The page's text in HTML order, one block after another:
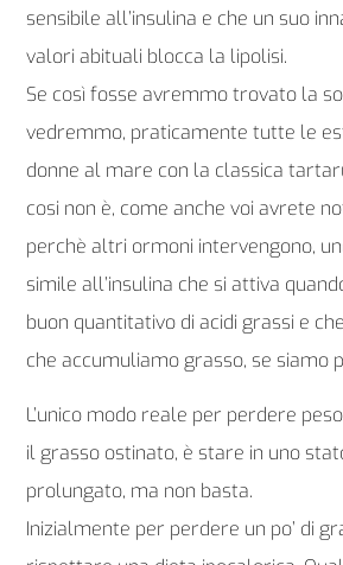
sensibile all’insulina e che un suo
valori abituali blocca la lipolisi.
Se così fosse avremmo trovato la
vedremmo, praticamente tutte le
donne al mare con la classica
cosi non è, come anche voi avrete
perchè altri ormoni intervengono,
simile all’insulina che si attiva
buon quantitativo di acidi grassi e
che accumuliamo grasso, se siamo
L’unico modo reale per perdere
il grasso ostinato, è stare in uno
prolungato, ma non basta.
Inizialmente per perdere un po’ di